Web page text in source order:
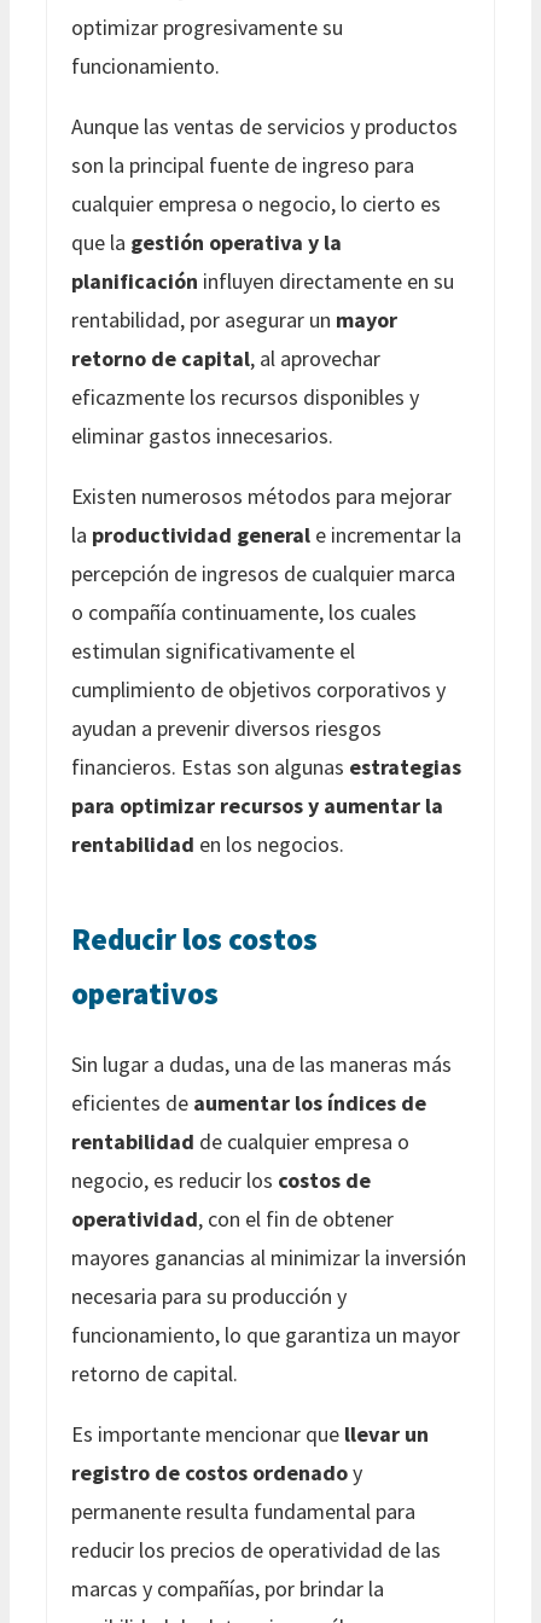
optimizar progresivamente su
funcionamiento.
Aunque las ventas de servicios y productos
son la principal fuente de ingreso para
cualquier empresa o negocio, lo cierto es
que la gestión operativa y la
planificación influyen directamente en su
rentabilidad, por asegurar un mayor
retorno de capital, al aprovechar
eficazmente los recursos disponibles y
eliminar gastos innecesarios.
Existen numerosos métodos para mejorar
la productividad general e incrementar la
percepción de ingresos de cualquier marca
o compañía continuamente, los cuales
estimulan significativamente el
cumplimiento de objetivos corporativos y
ayudan a prevenir diversos riesgos
financieros. Estas son algunas estrategias
para optimizar recursos y aumentar la
rentabilidad en los negocios.
Reducir los costos
operativos
Sin lugar a dudas, una de las maneras más
eficientes de aumentar los índices de
rentabilidad de cualquier empresa o
negocio, es reducir los costos de
operatividad, con el fin de obtener
mayores ganancias al minimizar la inversión
necesaria para su producción y
funcionamiento, lo que garantiza un mayor
retorno de capital.
Es importante mencionar que llevar un
registro de costos ordenadoy
permanente resulta fundamental para
reducir los precios de operatividad de las
marcas y compañías, por brindar la